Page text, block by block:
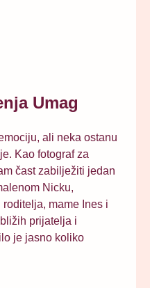
Umag
ali neka ostanu
Kao fotograf za
čast zabilježiti jedan
Nicku,
mame Ines i
prijatelja i
je jasno koliko